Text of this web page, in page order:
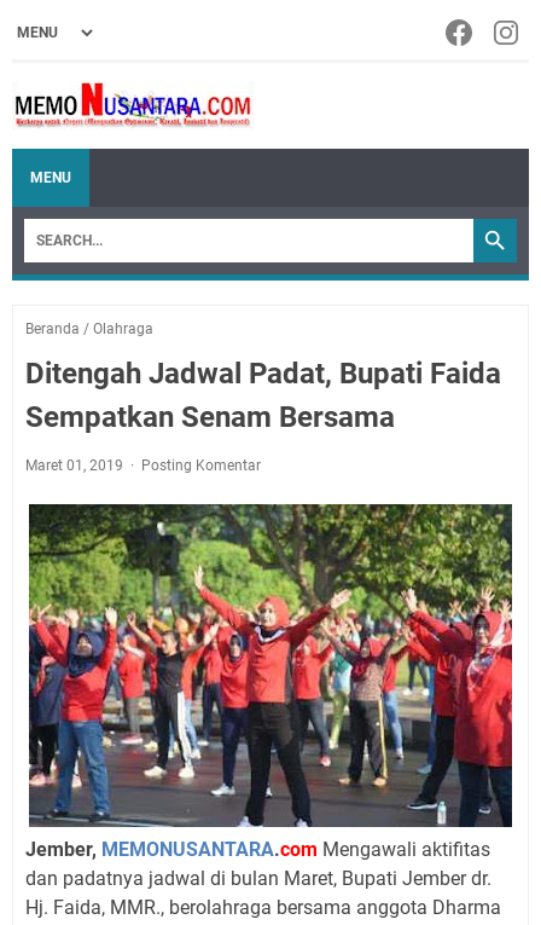
MENU
Beranda / Olahraga
Ditengah Jadwal Padat, Bupati Faida
Sempatkan Senam Bersama
Maret 01, 2019 Posting Komentar
Jember, MEMONUSANTARA.com Mengawali aktifitas
dan padatnya jadwal di bulan Maret, Bupati Jember dr.
Hj. Faida, MMR., berolahraga bersama anggota Dharma